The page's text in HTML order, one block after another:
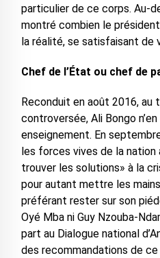
particulier de ce corps. Au-
montré combien le
la réalité, se satisfaisant de
Chef de l’État ou chef de
Reconduit en août 2016, au
controversée, Ali Bongo
enseignement. En
les forces vives de la nation
trouver les solutions» à la
pour autant mettre les
préférant rester sur son
Oyé Mba ni Guy Nzouba-
part au Dialogue national
des recommandations de